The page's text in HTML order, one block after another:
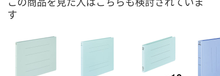
カゴへ カゴへ カ
す